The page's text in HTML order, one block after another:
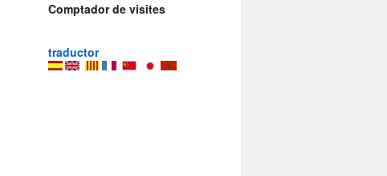
Comptador de visites
traductor